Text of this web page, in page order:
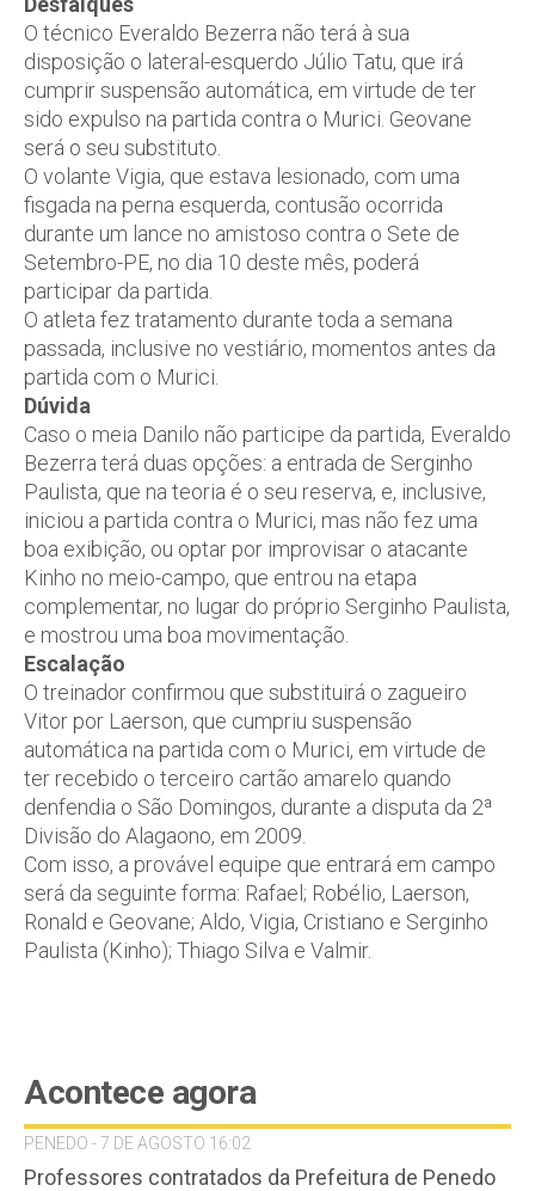
O técnico Everaldo Bezerra não terá à sua
disposição o lateral-esquerdo Júlio Tatu, que irá
cumprir suspensão automática, em virtude de ter
sido expulso na partida contra o Murici. Geovane
será o seu substituto.
O volante Vigia, que estava lesionado, com uma
fisgada na perna esquerda, contusão ocorrida
durante um lance no amistoso contra o Sete de
Setembro-PE, no dia 10 deste mês, poderá
participar da partida.
O atleta fez tratamento durante toda a semana
passada, inclusive no vestiário, momentos antes da
partida com o Murici.
Dúvida
Caso o meia Danilo não participe da partida, Everaldo
Bezerra terá duas opções: a entrada de Serginho
Paulista, que na teoria é o seu reserva, e, inclusive,
iniciou a partida contra o Murici, mas não fez uma
boa exibição, ou optar por improvisar o atacante
Kinho no meio-campo, que entrou na etapa
complementar, no lugar do próprio Serginho Paulista,
e mostrou uma boa movimentação.
Escalação
O treinador confirmou que substituirá o zagueiro
Vitor por Laerson, que cumpriu suspensão
automática na partida com o Murici, em virtude de
ter recebido o terceiro cartão amarelo quando
denfendia o São Domingos, durante a disputa da 2ª
Divisão do Alagaono, em 2009.
Com isso, a provável equipe que entrará em campo
será da seguinte forma: Rafael; Robélio, Laerson,
Ronald e Geovane; Aldo, Vigia, Cristiano e Serginho
Paulista (Kinho); Thiago Silva e Valmir.
Acontece agora
PENEDO - 7 DE AGOSTO 16:02
Professores contratados da Prefeitura de Penedo